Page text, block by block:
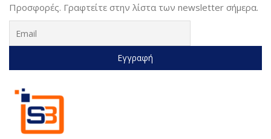
Προσφορές. Γραφτείτε στην λίστα των newsletter σήμερα.